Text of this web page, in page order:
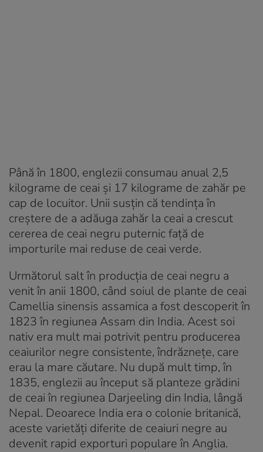
Până în 1800, englezii consumau anual 2,5
kilograme de ceai și 17 kilograme de zahăr pe
cap de locuitor. Unii susțin că tendința în
creștere de a adăuga zahăr la ceai a crescut
cererea de ceai negru puternic față de
importurile mai reduse de ceai verde.
Următorul salt în producția de ceai negru a
venit în anii 1800, când soiul de plante de ceai
Camellia sinensis assamica a fost descoperit în
1823 în regiunea Assam din India. Acest soi
nativ era mult mai potrivit pentru producerea
ceaiurilor negre consistente, îndrăznețe, care
erau la mare căutare. Nu după mult timp, în
1835, englezii au început să planteze grădini
de ceai în regiunea Darjeeling din India, lângă
Nepal. Deoarece India era o colonie britanică,
aceste varietăți diferite de ceaiuri negre au
devenit rapid exporturi populare în Anglia.